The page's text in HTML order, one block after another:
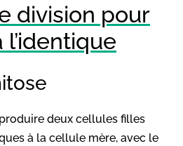
division pour
deux cellules filles
à la cellule mère, avec le